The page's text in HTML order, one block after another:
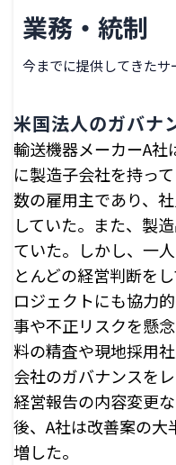
業務・統制
今までに提供してきたサ
米国法人のガバナ
輸送機器メーカーA
に製造子会社を持っ
数の雇用主であり、
していた。また、製
ていた。しかし、一
とんどの経営判断を
ロジェクトにも協力
事や不正リスクを懸
料の精査や現地採用
会社のガバナンスを
経営報告の内容変更
後、A社は改善案の
増した。